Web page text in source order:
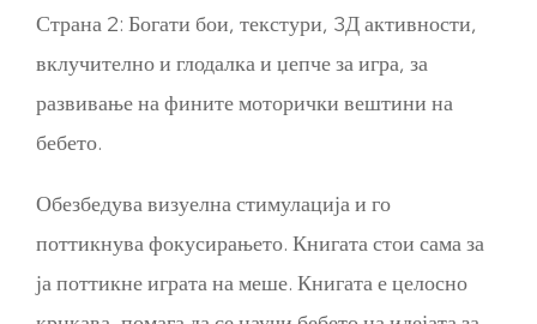
Страна 2: Богати бои, текстури, 3Д активности,
вклучително и глодалка и џепче за игра, за
развивање на фините моторички вештини на
бебето.
Обезбедува визуелна стимулација и го
поттикнува фокусирањето. Книгата стои сама за
ја поттикне играта на меше. Книгата е целосно